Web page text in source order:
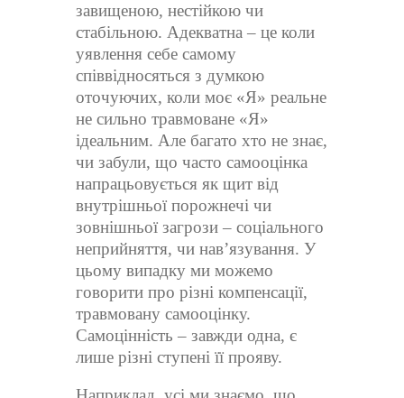
завищеною, нестійкою чи
стабільною. Адекватна – це коли
уявлення себе самому
співвідносяться з думкою
оточуючих, коли моє «Я» реальне
не сильно травмоване «Я»
ідеальним. Але багато хто не знає,
чи забули, що часто самооцінка
напрацьовується як щит від
внутрішньої порожнечі чи
зовнішньої загрози – соціального
неприйняття, чи нав’язування. У
цьому випадку ми можемо
говорити про різні компенсації,
травмовану самооцінку.
Самоцінність – завжди одна, є
лише різні ступені її прояву.